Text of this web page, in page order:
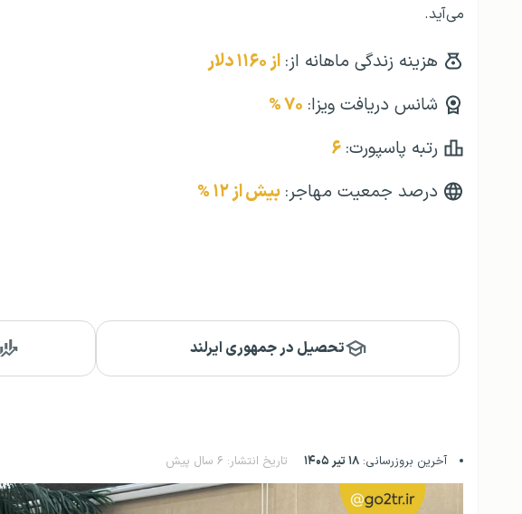
می‌آید.
هزینه زندگی ماهانه از: از ۱۱۶۰ دلار
شانس دریافت ویزا: ۷۰ %
رتبه پاسپورت: ۶
درصد جمعیت مهاجر: بیش از ۱۲ %
تحصیل در جمهوری ایرلند
آخرین بروزرسانی: ۱۸ تیر ۱۴۰۵ تاریخ انتشار: ۶ سال پیش